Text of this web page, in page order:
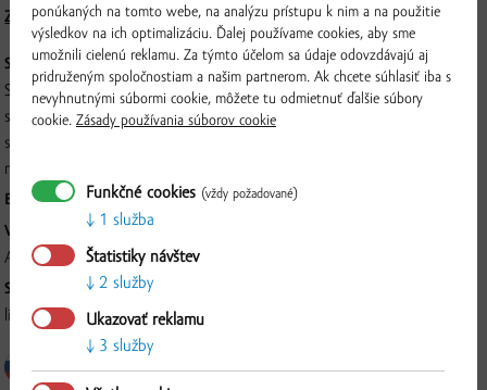
Zloženie a nutričné hodnoty
SKLADOVANIE:
Skladovať v suchu pri teplote +5 až +24 °C. Chráňte pred priamym
slnečným svetlom a mrazom. Po otvorení nespotrebované množstvo
skladujte v chlade do +10 °C a spotrebujte do 5 dní. Ovocné šťavy
môžu vytvárať prirodzené usadeniny. Pred otvorením pretrepte!
BALENIE: 3 l
VÝROBCA:
AGROSUN spol. s r.o., Štúrova 1090/7, 929 01, Dunajská Streda
SPÔSOB SPRACOVANIA:
lisovaná, pasterizovaná, bez konzervačných látok
ponúkaných na tomto webe, na analýzu prístupu k nim a na použitie
výsledkov na ich optimalizáciu. Ďalej používame cookies, aby sme
umožnili cielenú reklamu. Za týmto účelom sa údaje odovzdávajú aj
pridruženým spoločnostiam a našim partnerom. Ak chcete súhlasiť iba s
nevyhnutnými súbormi cookie, môžete tu odmietnuť ďalšie súbory
cookie. Zásady používania súborov cookie
Funkčné cookies (vždy požadované)
1 služba
Štatistiky návštev
2 služby
Ukazovať reklamu
3 služby